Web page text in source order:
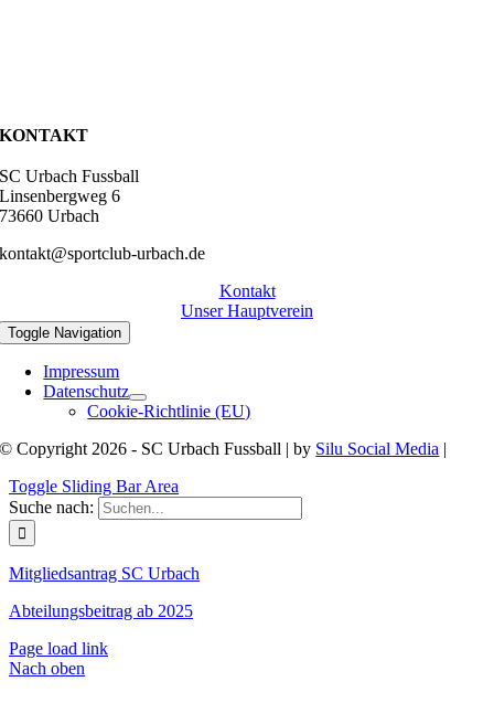
KONTAKT
SC Urbach Fussball
Linsenbergweg 6
73660 Urbach
kontakt@sportclub-urbach.de
Kontakt
Unser Hauptverein
Toggle Navigation
Impressum
Datenschutz
Cookie-Richtlinie (EU)
© Copyright 2026 - SC Urbach Fussball | by Silu Social Media |
Toggle Sliding Bar Area
Suche nach:
Mitgliedsantrag SC Urbach
Abteilungsbeitrag ab 2025
Page load link
Nach oben